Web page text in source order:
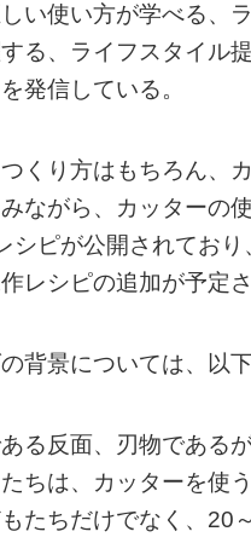
い使い方が学べる、
る、ライフスタイル
発信している。
くり方はもちろん、
ながら、カッターの
シピが公開されてお
レシピの追加が予定さ
背景については、以
ある反面、刃物であ
ちは、カッターを使
たちだけでなく、20